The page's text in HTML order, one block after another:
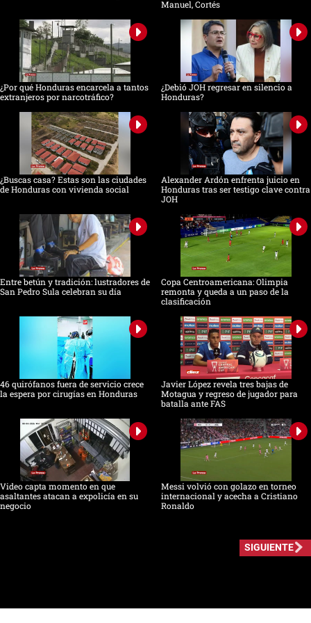
Manuel, Cortés
¿Por qué Honduras encarcela a tantos
extranjeros por narcotráfico?
¿Debió JOH regresar en silencio a
Honduras?
¿Buscas casa? Estas son las ciudades
de Honduras con vivienda social
Alexander Ardón enfrenta juicio en
Honduras tras ser testigo clave contra
JOH
Entre betún y tradición: lustradores de
San Pedro Sula celebran su día
Copa Centroamericana: Olimpia
remonta y queda a un paso de la
clasificación
46 quirófanos fuera de servicio crece
la espera por cirugías en Honduras
Javier López revela tres bajas de
Motagua y regreso de jugador para
batalla ante FAS
Video capta momento en que
asaltantes atacan a expolicía en su
negocio
Messi volvió con golazo en torneo
internacional y acecha a Cristiano
Ronaldo
SIGUIENTE